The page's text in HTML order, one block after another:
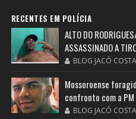
RECENTES EM POLÍCIA
ALTO DO
ASSASSINADO A
BLOG JACÓ COSTA
Mossoroense
confronto com a
BLOG JACÓ COSTA